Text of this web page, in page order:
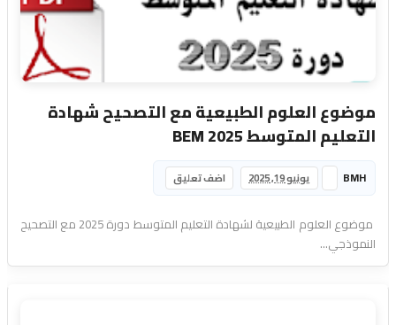
موضوع العلوم الطبيعية مع التصحيح شهادة
التعليم المتوسط 2025 BEM
BMH يونيو 19, 2025 اضف تعليق
موضوع العلوم الطبيعية لشهادة التعليم المتوسط دورة 2025 مع التصحيح
النموذجي...